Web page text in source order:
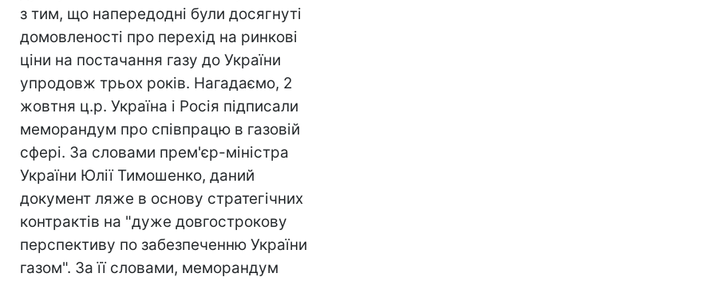
з тим, що напередодні були досягнуті
домовленості про перехід на ринкові
ціни на постачання газу до України
упродовж трьох років. Нагадаємо, 2
жовтня ц.р. Україна і Росія підписали
меморандум про співпрацю в газовій
сфері. За словами прем'єр-міністра
України Юлії Тимошенко, даний
документ ляже в основу стратегічних
контрактів на "дуже довгострокову
перспективу по забезпеченню України
газом". За її словами, меморандум